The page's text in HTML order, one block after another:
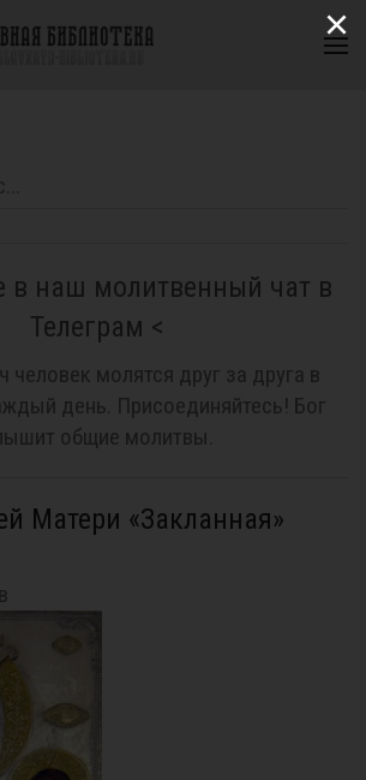
в наш молитвенный чат в
Телеграм <
человек молятся друг за друга в
день. Присоединяйтесь! Бог
общие молитвы.
Матери «Закланная»
×